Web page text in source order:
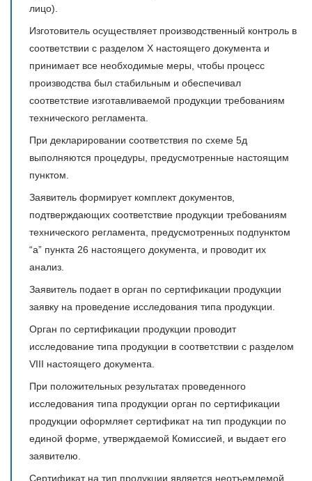
лицо).
Изготовитель осуществляет производственный контроль в
соответствии с разделом X настоящего документа и
принимает все необходимые меры, чтобы процесс
производства был стабильным и обеспечивал
соответствие изготавливаемой продукции требованиям
технического регламента.
При декларировании соответствия по схеме 5д
выполняются процедуры, предусмотренные настоящим
пунктом.
Заявитель формирует комплект документов,
подтверждающих соответствие продукции требованиям
технического регламента, предусмотренных подпунктом
“а” пункта 26 настоящего документа, и проводит их
анализ.
Заявитель подает в орган по сертификации продукции
заявку на проведение исследования типа продукции.
Орган по сертификации продукции проводит
исследование типа продукции в соответствии с разделом
VIII настоящего документа.
При положительных результатах проведенного
исследования типа продукции орган по сертификации
продукции оформляет сертификат на тип продукции по
единой форме, утверждаемой Комиссией, и выдает его
заявителю.
Сертификат на тип продукции является неотъемлемой